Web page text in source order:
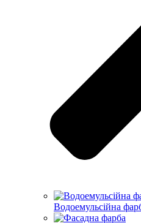
Водоемульсійна